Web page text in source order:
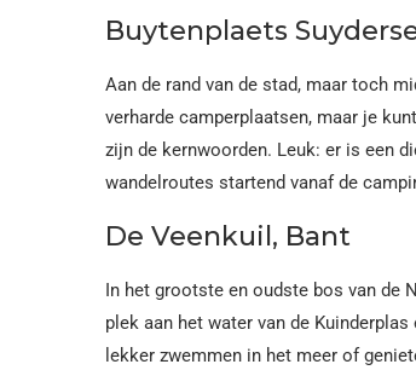
Buytenplaets
Aan de rand van de stad, maar toch
verharde camperplaatsen, maar je
zijn de kernwoorden. Leuk: er is een
wandelroutes startend vanaf de
De Veenkuil, Bant
In het grootste en oudste bos van de
plek aan het water van de
lekker zwemmen in het meer of